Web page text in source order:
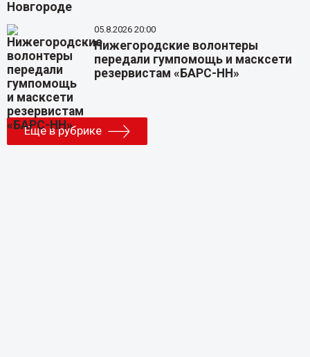
05.8.2026 20:00
Нижегородские волонтеры
передали гумпомощь и масксети
резервистам «БАРС-НН»
Еще в рубрике